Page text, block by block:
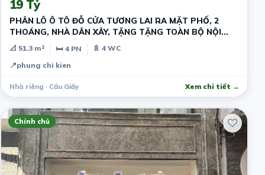
19 Tỷ
PHÂN LÔ Ô TÔ ĐỖ CỬA TƯƠNG LAI RA MẶT PHỐ, 2
THOÁNG, NHÀ DÂN XÂY, TẶNG TẶNG TOÀN BỘ NỘI
THẤT KHÁCH CHỈ CẦN XÁCH VALI VỀ Ở
📐 51.3 m² 🛏 4 PN
🚿 4 WC
📍phung chi kien
Nhà riêng · Cầu Giấy Xem chi tiết →
Chính chủ